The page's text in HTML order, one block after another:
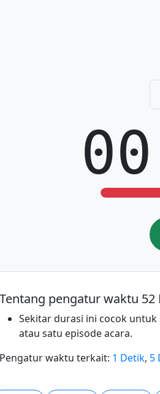
Tentang pengatur waktu 52
Sekitar durasi ini cocok
atau satu episode acara.
Pengatur waktu terkait: 1 Detik, 5